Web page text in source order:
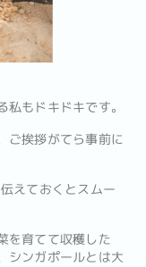
もドキドキです。
ご挨拶がてら事前に
えておくとスムー
を育てて収穫した
シンガポールとは大